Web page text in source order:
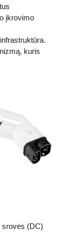
įkrovimo
kuris
(DC)